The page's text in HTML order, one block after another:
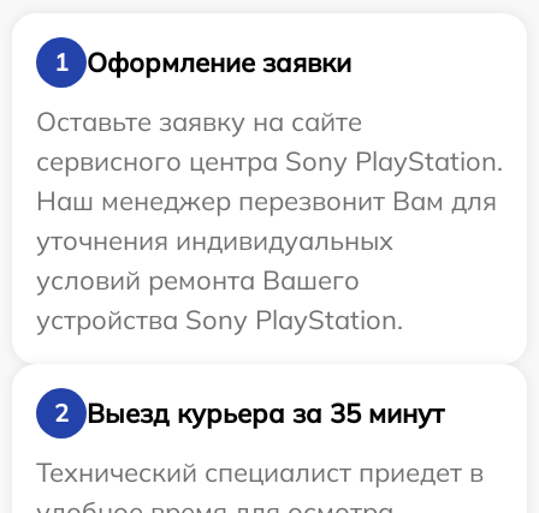
1
Оформление заявки
Оставьте заявку на сайте
сервисного центра Sony PlayStation.
Наш менеджер перезвонит Вам для
уточнения индивидуальных
условий ремонта Вашего
устройства Sony PlayStation.
2
Выезд курьера за 35 минут
Технический специалист приедет в